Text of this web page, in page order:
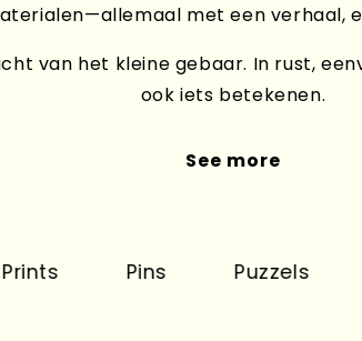
met een verhaal,
van het kleine gebaar. In rust,
ook iets betekenen.
See more
Pins Puzzels